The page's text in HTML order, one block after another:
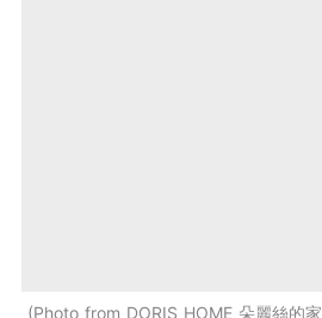
Photo from DORIS HOME 朵麗絲的家